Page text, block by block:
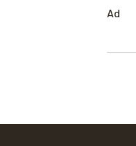
Ad